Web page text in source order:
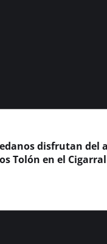
disfrutan del
Tolón en el